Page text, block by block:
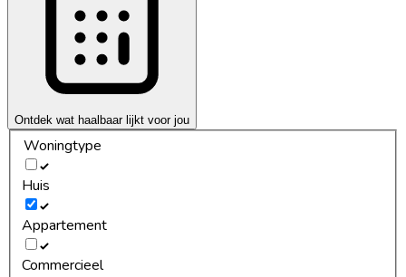
Ontdek wat haalbaar lijkt voor jou
Woningtype
Huis
Appartement
Commercieel